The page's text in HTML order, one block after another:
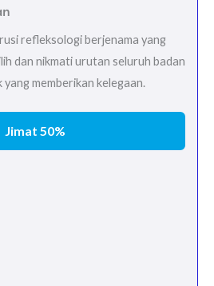
refleksologi berjenama yang
dan nikmati urutan seluruh badan
memberikan kelegaan.
Jimat 50%